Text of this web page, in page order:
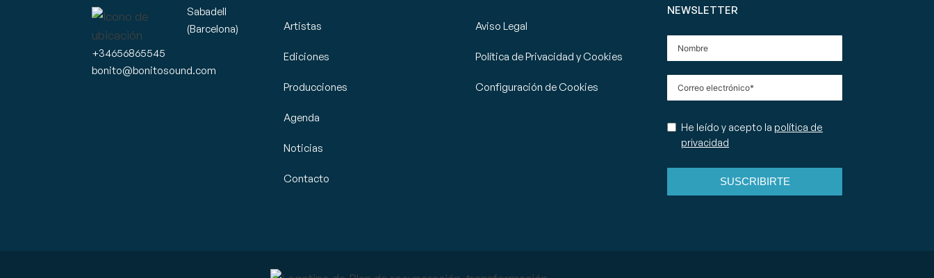
Sabadell
(Barcelona)
+34656865545
bonito@bonitosound.com
Artistas
Ediciones
Producciones
Agenda
Noticias
Contacto
Aviso Legal
Política de Privacidad y Cookies
Configuración de Cookies
NEWSLETTER
He leído y acepto la política de
privacidad
SUSCRIBIRTE